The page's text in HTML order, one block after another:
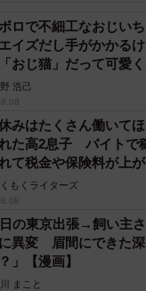
ロで不細工なおじい
イズだし手がかかる
おじ猫」だって可愛く
浩己
休みはたくさん働いて
た高2息子 バイトで
て税金や保険料が上
くもくライターズ
の東京出張→飼い主
異変 眉間にできた
」【漫画】
まこと